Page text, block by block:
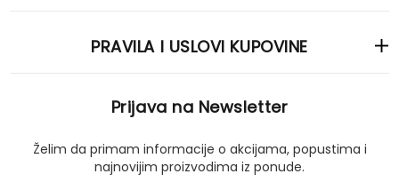
PRAVILA I USLOVI KUPOVINE
Prijava na Newsletter
Želim da primam informacije o akcijama, popustima i
najnovijim proizvodima iz ponude.